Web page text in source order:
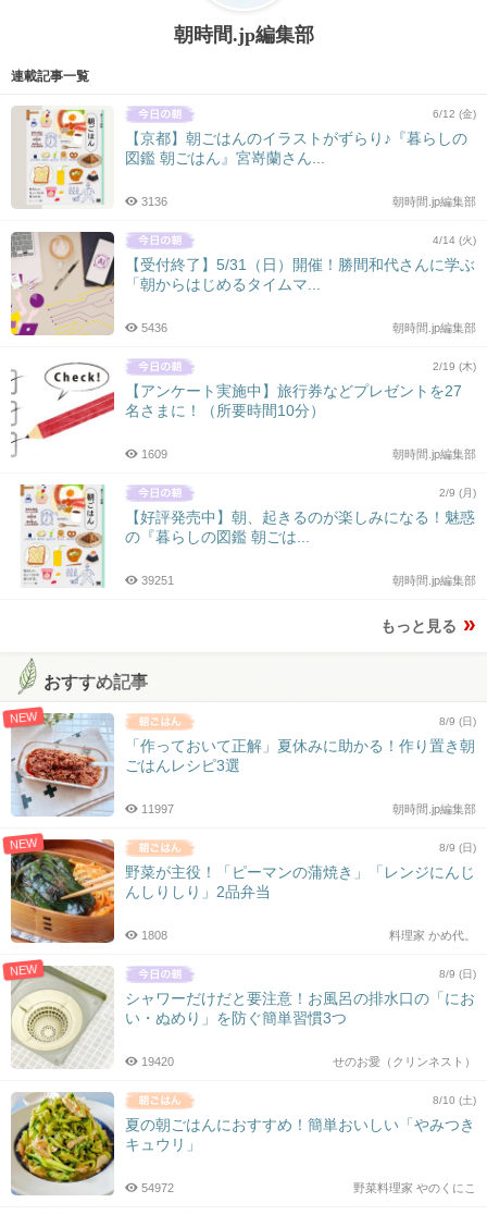
朝時間.jp編集部
連載記事一覧
6/12 (金)
【京都】朝ごはんのイラストがずらり♪『暮らしの
図鑑 朝ごはん』宮嵜蘭さん...
朝時間.jp編集部
3136
4/14 (火)
【受付終了】5/31（日）開催！勝間和代さんに学ぶ
「朝からはじめるタイムマ...
朝時間.jp編集部
5436
2/19 (木)
【アンケート実施中】旅行券などプレゼントを27
名さまに！（所要時間10分）
朝時間.jp編集部
1609
2/9 (月)
【好評発売中】朝、起きるのが楽しみになる！魅惑
の『暮らしの図鑑 朝ごは...
朝時間.jp編集部
39251
もっと見る
おすすめ記事
NEW 8/9 (日)
「作っておいて正解」夏休みに助かる！作り置き朝
ごはんレシピ3選
朝時間.jp編集部
11997
NEW 8/9 (日)
野菜が主役！「ピーマンの蒲焼き」「レンジにんじ
んしりしり」2品弁当
料理家 かめ代。
1808
NEW 8/9 (日)
シャワーだけだと要注意！お風呂の排水口の「にお
い・ぬめり」を防ぐ簡単習慣3つ
せのお愛（クリンネスト）
19420
8/10 (土)
夏の朝ごはんにおすすめ！簡単おいしい「やみつき
キュウリ」
野菜料理家 やのくにこ
54972